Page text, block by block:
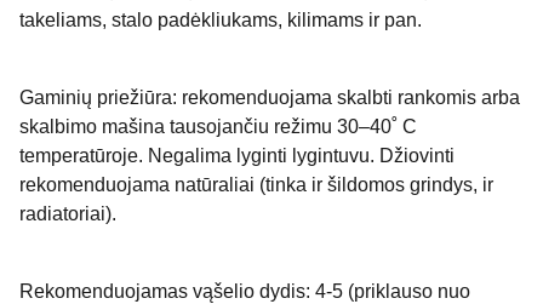
takeliams, stalo padėkliukams, kilimams ir pan.
Gaminių priežiūra: rekomenduojama skalbti rankomis arba
skalbimo mašina tausojančiu režimu 30–40˚ C
temperatūroje. Negalima lyginti lygintuvu. Džiovinti
rekomenduojama natūraliai (tinka ir šildomos grindys, ir
radiatoriai).
Rekomenduojamas vąšelio dydis: 4-5 (priklauso nuo